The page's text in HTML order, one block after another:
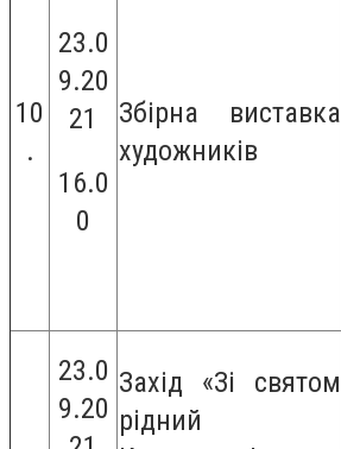
10
.
23.0
9.20
21
16.0
0
Збірна виставка
художників
23.0
9.20
Захід «Зі святом
рідний